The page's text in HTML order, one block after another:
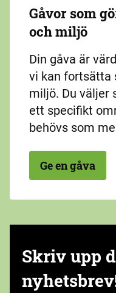
Gåvor som
och miljö
Din gåva är
vi kan fortsätta
miljö. Du väljer
ett specifikt
behövs som
Ge en gåva
Skriv upp